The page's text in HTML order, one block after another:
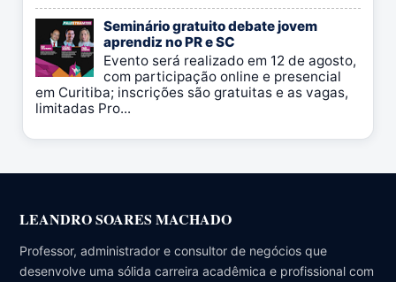
Seminário gratuito debate jovem
aprendiz no PR e SC
Evento será realizado em 12 de agosto,
com participação online e presencial
em Curitiba; inscrições são gratuitas e as vagas,
limitadas Pro...
LEANDRO SOARES MACHADO
Professor, administrador e consultor de negócios que
desenvolve uma sólida carreira acadêmica e profissional com